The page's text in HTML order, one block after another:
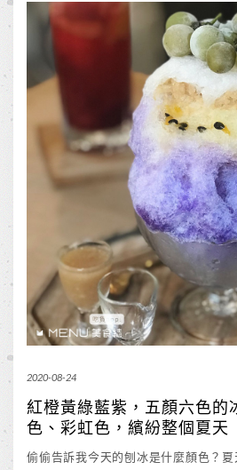
2020-08-24
紅橙黃綠藍紫，五顏六色的
色、彩虹色，繽紛整個夏天
偷偷告訴我今天的刨冰是什麼顏色？